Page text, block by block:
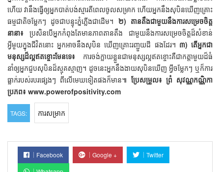
ហើយ វានឹងធ្វើឲ្យអ្នកបាត់បង់ស្មារតីពេលចូលសម្រាក ហើយអ្នកនឹងសុបិនឃើញគ្រោះ
ធម្មជាតិចម្លែកៗ ដូចជាបន្ទុះភ្នំភ្លើងជាដើម។ ២) តានតឹងជាមួយនឹងការសម្រេចចិត្ត
នានា៖ ប្រសិនបើអ្នកកំពុងតែមានភាពតានតឹង ជាមួយនឹងការសម្រេចចិត្តដ៏សំខាន់
អ្វីមួយក្នុងជីវិតនោះ អ្នកអាចនឹងសុបិន ឃើញគ្រោះរញ្ជួយដី ផងដែរ។ ៣) តើអ្នកជា
មនុស្សដ៏ល្អឥតខ្ចោះមែនទេ៖ ការចង់ក្លាយខ្លួនជាមនុស្សល្អឥតខ្ចោះគឺជាកត្តាមួយដ៏ធំ
នាំឲ្យអ្នកជួបសុបិនដ៏ស្មុគស្មាញ។ ដូចនេះអ្នកនឹងងាយសុបិនឃើញ អ្វីចម្លែកៗ ឬក៏ការ
ធ្លាក់របស់របរផ្សេងៗ ពីលើមេឃទៀតផងក៏មាន៕ ប្រែសម្រួល៖ ព្រំ សុវណ្ណកណ្ណិកា
ប្រភព៖ www.powerofpositivity.com
TAGS: ការសម្រាក
Facebook Google +
Twitter